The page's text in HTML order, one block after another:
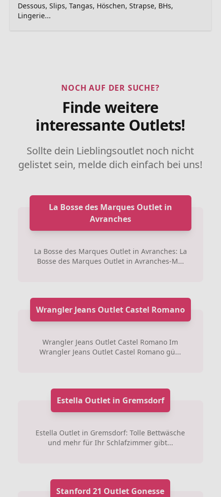
Dessous, Slips, Tangas, Höschen, Strapse, BHs,
Lingerie...
NOCH AUF DER SUCHE?
Finde weitere
interessante Outlets!
Sollte dein Lieblingsoutlet noch nicht
gelistet sein, melde dich einfach bei uns!
La Bosse des Marques Outlet in
Avranches
La Bosse des Marques Outlet in Avranches: La
Bosse des Marques Outlet in Avranches-M...
Wrangler Jeans Outlet Castel Romano
Wrangler Jeans Outlet Castel Romano Im
Wrangler Jeans Outlet Castel Romano gü...
Estella Outlet in Gremsdorf
Estella Outlet in Gremsdorf: Tolle Bettwäsche
und mehr für Ihr Schlafzimmer gibt...
Stanford 21 Outlet Gonesse